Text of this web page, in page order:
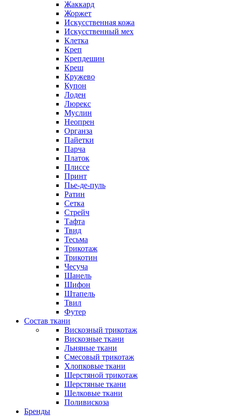
Жаккард
Жоржет
Искусственная кожа
Искусственный мех
Клетка
Креп
Крепдешин
Креш
Кружево
Купон
Лоден
Люрекс
Муслин
Неопрен
Органза
Пайетки
Парча
Платок
Плиссе
Принт
Пье-де-пуль
Ратин
Сетка
Стрейч
Тафта
Твид
Тесьма
Трикотаж
Трикотин
Чесуча
Шанель
Шифон
Штапель
Твил
Футер
Состав ткани
Вискозный трикотаж
Вискозные ткани
Льняные ткани
Смесовый трикотаж
Хлопковые ткани
Шерстяной трикотаж
Шерстяные ткани
Шелковые ткани
Поливискоза
Бренды